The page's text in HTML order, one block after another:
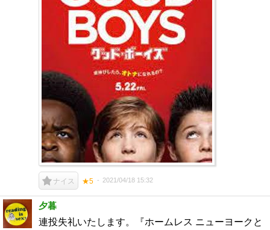
ナイス ★5 2021/04/18 15:32
夕暮
連投失礼いたします。『ホームレス ニューヨークと